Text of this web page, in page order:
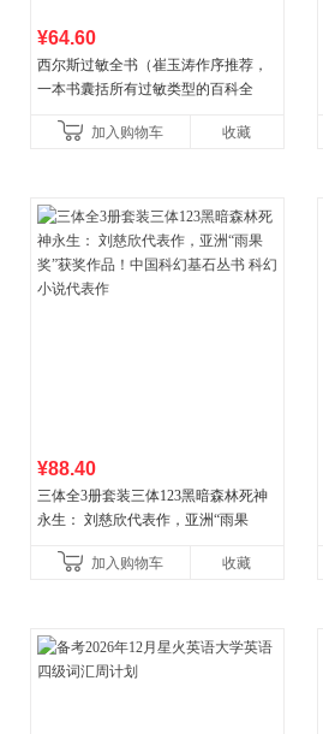
¥64.60
西尔斯过敏全书（崔玉涛作序推荐，
一本书囊括所有过敏类型的百科全
加入购物车
收藏
¥88.40
三体全3册套装三体123黑暗森林死神
永生： 刘慈欣代表作，亚洲“雨果
小说代表作加入购物车 收藏